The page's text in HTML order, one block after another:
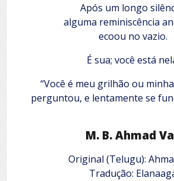
Após um longo
alguma reminiscência
ecoou no vazio.
É sua; você está
“Você é meu grilhão ou
perguntou, e lentamente se
M. B. Ahmad
Original (Telugu):
Tradução: